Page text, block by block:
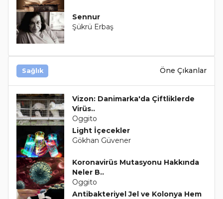
Sennur
Şükrü Erbaş
Sağlık Öne Çıkanlar
Vizon: Danimarka'da Çiftliklerde
Virüs..
Oggito
Light İçecekler
Gökhan Güvener
Koronavirüs Mutasyonu Hakkında
Neler B..
Oggito
Antibakteriyel Jel ve Kolonya Hem